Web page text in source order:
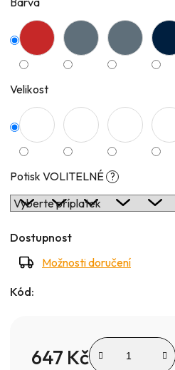
Velikost
Potisk VOLITELNÉ ?
Dostupnost
Možnosti doručení
Kód:
647 Kč